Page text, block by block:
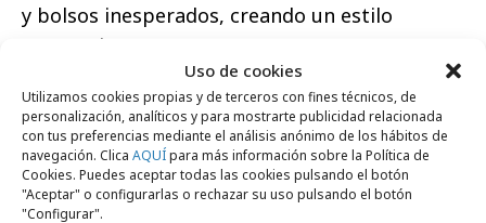
Uso de cookies
Utilizamos cookies propias y de terceros con fines técnicos, de
personalización, analíticos y para mostrarte publicidad relacionada
con tus preferencias mediante el análisis anónimo de los hábitos de
navegación. Clica AQUÍpara más información sobre la Política de
Cookies. Puedes aceptar todas las cookies pulsando el botón
"Aceptar" o configurarlas o rechazar su uso pulsando el botón
"Configurar".
y bolsos inesperados, creando un estilo
personal.
Comparte